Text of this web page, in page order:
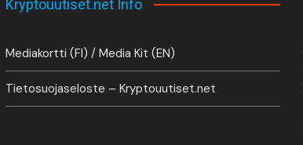
Kryptouutiset.net Info
Mediakortti (FI) / Media Kit (EN)
Tietosuojaseloste – Kryptouutiset.net